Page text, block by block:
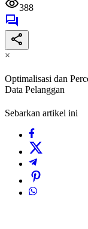
388
×
Optimalisasi dan
Data Pelanggan
Sebarkan artikel ini